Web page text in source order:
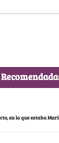
en la que estaba